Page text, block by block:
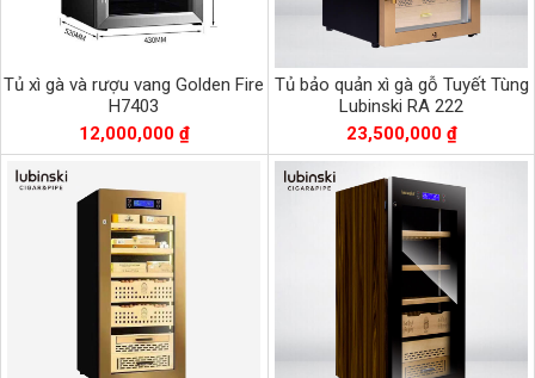
Tủ xì gà và rượu vang Golden Fire
H7403
12,000,000 ₫
Tủ bảo quản xì gà gỗ Tuyết Tùng
Lubinski RA 222
23,500,000 ₫